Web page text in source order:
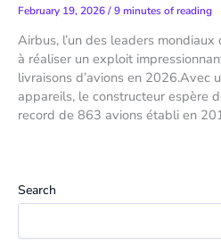
February 19, 2026/9 minutes of reading
Airbus, l’un des leaders mondiaux
à réaliser un exploit
livraisons d’avions en 2026.Avec
appareils, le constructeur espère
record de 863 avions établi en
Search